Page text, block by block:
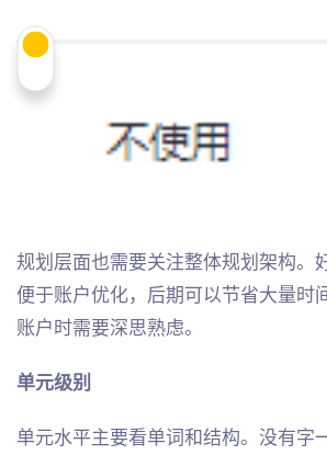
规划层面也需要关注整体规划架构。
便于账户优化，后期可以节省大量时
账户时需要深思熟虑。
单元级别
单元水平主要看单词和结构。没有字